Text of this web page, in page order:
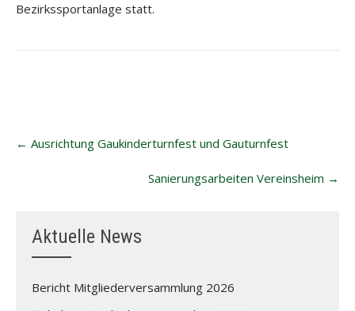
Bezirkssportanlage statt.
navigation
← Ausrichtung Gaukinderturnfest und Gauturnfest
Sanierungsarbeiten Vereinsheim →
Aktuelle News
Bericht Mitgliederversammlung 2026